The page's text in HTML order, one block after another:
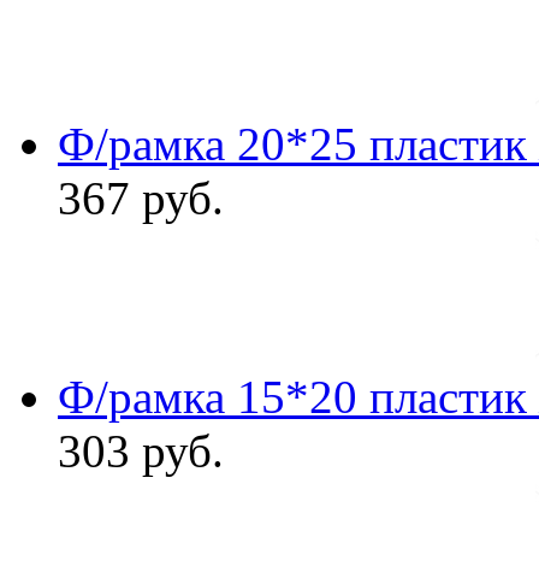
Ф/рамка 20*25
367 руб.
Ф/рамка 15*20
303 руб.